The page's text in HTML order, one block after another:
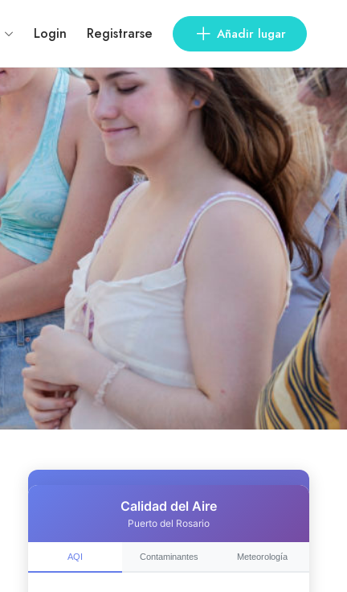
Login Registrarse Añadir lugar